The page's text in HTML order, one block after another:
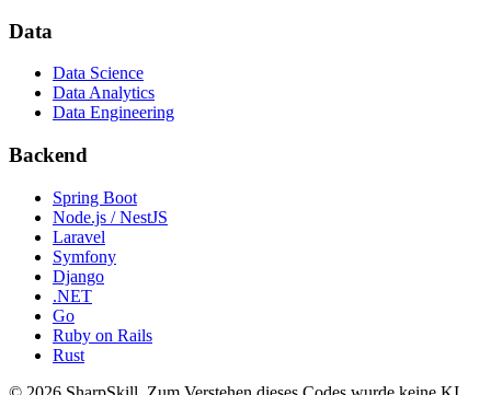
Data
Data Science
Data Analytics
Data Engineering
Backend
Spring Boot
Node.js / NestJS
Laravel
Symfony
Django
.NET
Go
Ruby on Rails
Rust